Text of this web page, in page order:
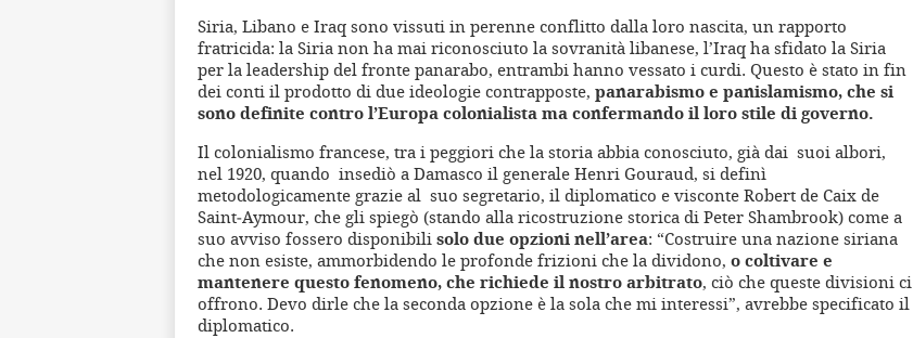
Siria, Libano e Iraq sono vissuti in perenne conflitto dalla loro nascita, un rapporto
fratricida: la Siria non ha mai riconosciuto la sovranità libanese, l’Iraq ha sfidato la Siria
per la leadership del fronte panarabo, entrambi hanno vessato i curdi. Questo è stato in fin
dei conti il prodotto di due ideologie contrapposte, panarabismo e panislamismo, che si
sono definite contro l’Europa colonialista ma confermando il loro stile di governo.
Il colonialismo francese, tra i peggiori che la storia abbia conosciuto, già dai suoi albori,
nel 1920, quando insediò a Damasco il generale Henri Gouraud, si definì
metodologicamente grazie al suo segretario, il diplomatico e visconte Robert de Caix de
Saint‑Aymour, che gli spiegò (stando alla ricostruzione storica di Peter Shambrook) come a
suo avviso fossero disponibili solo due opzioni nell’area: “Costruire una nazione siriana
che non esiste, ammorbidendo le profonde frizioni che la dividono, o coltivare e
mantenere questo fenomeno, che richiede il nostro arbitrato, ciò che queste divisioni ci
offrono. Devo dirle che la seconda opzione è la sola che mi interessi”, avrebbe specificato il
diplomatico.